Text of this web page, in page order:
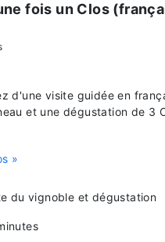
fois un Clos
du vignoble et dégustation
d'une visite guidée en
et une dégustation de 3
»